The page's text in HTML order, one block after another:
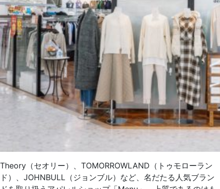
Theory（セオリー）、TOMORROWLAND（トゥモローラン
ド）、JOHNBULL（ジョンブル）など、名だたる人気ブラン